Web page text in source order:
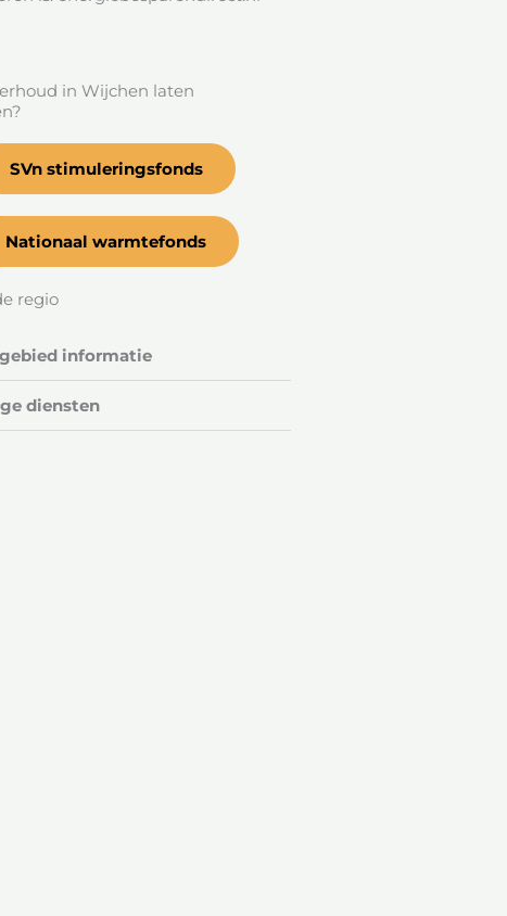
in Wijchen laten
SVn stimuleringsfonds
Nationaal warmtefonds
regio
informatie
diensten